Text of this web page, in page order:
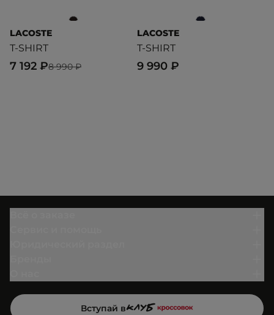
LACOSTE
T-SHIRT
8 990 ₽
7 192 ₽
LACOSTE
T-SHIRT
9 990 ₽
Вступай в